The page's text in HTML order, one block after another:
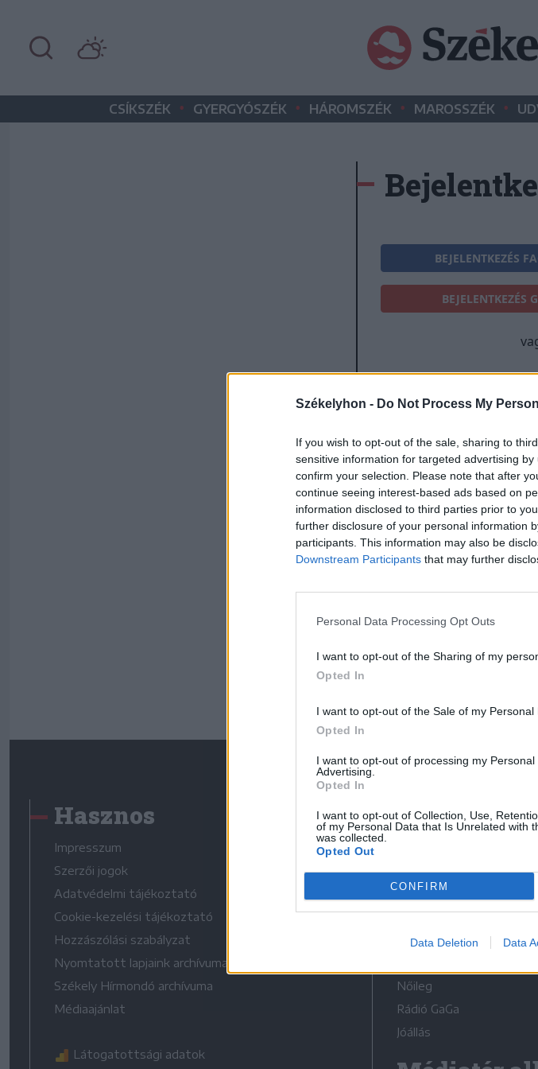
Székelyhon - Do Not Process My
If you wish to opt-out of the sale, sharing to
sensitive information for targeted advertising
confirm your selection. Please note that after
continue seeing interest-based ads based on
information disclosed to third parties prior to
further disclosure of your personal information
participants. This information may also be
Downstream Participants that may further
Personal Data Processing Opt Outs
I want to opt-out of the Sharing of my
Opted In
I want to opt-out of the Sale of my Personal
Opted In
I want to opt-out of processing my Personal
Advertising.
Opted In
I want to opt-out of Collection, Use,
of my Personal Data that Is Unrelated with
was collected.
Opted Out
CONFIRM
Data Deletion Data
CSÍKSZÉK • GYERGYÓSZÉK • HÁROMSZÉK • MAROSSZÉK •
BEJELENTKEZÉS
BEJELENTKEZÉS
E-mail-cím
Jelszó
Elfelejtette a jelszavát?
Hasznos
Impresszum
Szerzői jogok
Adatvédelmi tájékoztató
Cookie-kezelési tájékoztató
Hozzászólási szabályzat
Nyomtatott lapjaink archívuma
Székely Hírmondó archívuma
Médiaajánlat
Látogatottsági adatok
Médiatér
Liget
Krónika
Bihari Napló
Erdélyi Napló
Nőileg
Rádió GaGa
Jóállás